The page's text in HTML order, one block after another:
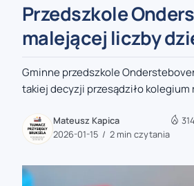
zaobserwuj nas
zaobserwuj nas
zaobserwuj nas
Przedszkole
malejącej liczby
Gminne przedszkole
takiej decyzji przesądziło kolegium
Mateusz Kapica
2026-01-15
2 min czytania
314